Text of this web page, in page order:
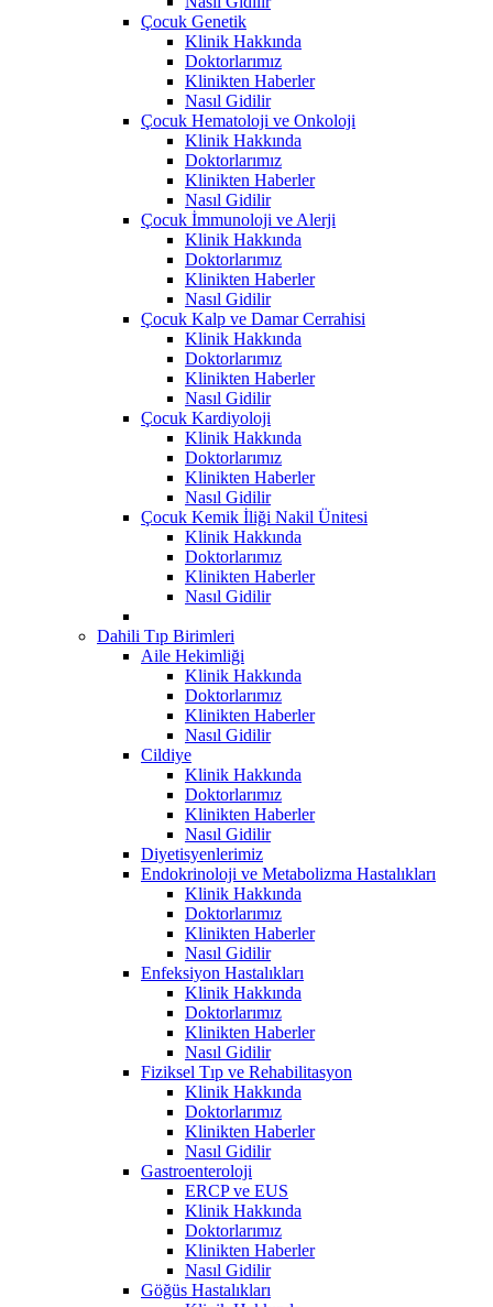
Çocuk Genetik
Klinik Hakkında
Doktorlarımız
Klinikten Haberler
Nasıl Gidilir
Çocuk Hematoloji ve Onkoloji
Klinik Hakkında
Doktorlarımız
Klinikten Haberler
Nasıl Gidilir
Çocuk İmmunoloji ve Alerji
Klinik Hakkında
Doktorlarımız
Klinikten Haberler
Nasıl Gidilir
Çocuk Kalp ve Damar Cerrahisi
Klinik Hakkında
Doktorlarımız
Klinikten Haberler
Nasıl Gidilir
Çocuk Kardiyoloji
Klinik Hakkında
Doktorlarımız
Klinikten Haberler
Nasıl Gidilir
Çocuk Kemik İliği Nakil Ünitesi
Klinik Hakkında
Doktorlarımız
Klinikten Haberler
Nasıl Gidilir
Dahili Tıp Birimleri
Aile Hekimliği
Klinik Hakkında
Doktorlarımız
Klinikten Haberler
Nasıl Gidilir
Cildiye
Klinik Hakkında
Doktorlarımız
Klinikten Haberler
Nasıl Gidilir
Diyetisyenlerimiz
Endokrinoloji ve Metabolizma Hastalıkları
Klinik Hakkında
Doktorlarımız
Klinikten Haberler
Nasıl Gidilir
Enfeksiyon Hastalıkları
Klinik Hakkında
Doktorlarımız
Klinikten Haberler
Nasıl Gidilir
Fiziksel Tıp ve Rehabilitasyon
Klinik Hakkında
Doktorlarımız
Klinikten Haberler
Nasıl Gidilir
Gastroenteroloji
ERCP ve EUS
Klinik Hakkında
Doktorlarımız
Klinikten Haberler
Nasıl Gidilir
Göğüs Hastalıkları